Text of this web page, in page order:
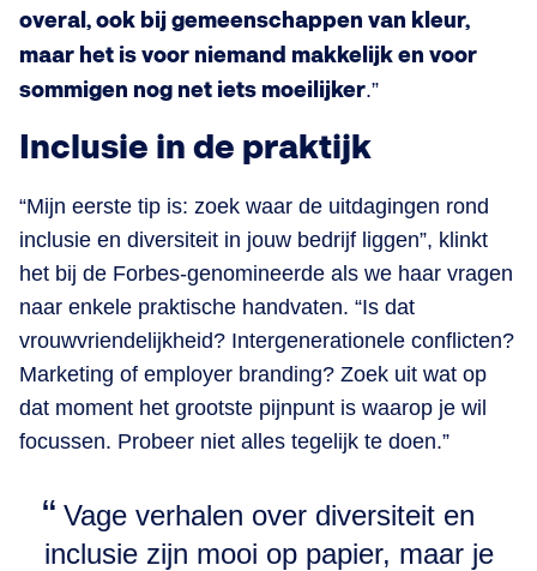
overal, ook bij gemeenschappen van kleur,
maar het is voor niemand makkelijk en voor
sommigen nog net iets moeilijker.”
Inclusie in de praktijk
“Mijn eerste tip is: zoek waar de uitdagingen rond
inclusie en diversiteit in jouw bedrijf liggen”, klinkt
het bij de Forbes-genomineerde als we haar vragen
naar enkele praktische handvaten. “Is dat
vrouwvriendelijkheid? Intergenerationele conflicten?
Marketing of employer branding? Zoek uit wat op
dat moment het grootste pijnpunt is waarop je wil
focussen. Probeer niet alles tegelijk te doen.”
Vage verhalen over diversiteit en
inclusie zijn mooi op papier, maar je